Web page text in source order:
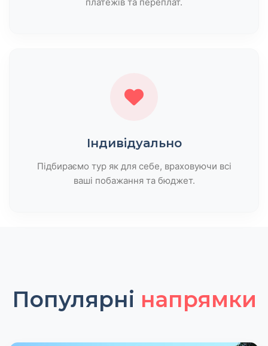
Індивідуально
Підбираємо тур як для себе, враховуючи всі
ваші побажання та бюджет.
Популярні напрямки